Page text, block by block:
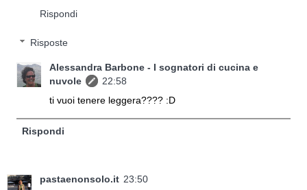
Rispondi
Risposte
Alessandra Barbone - I sognatori di cucina e
nuvole
22:58
ti vuoi tenere leggera???? :D
Rispondi
pastaenonsolo.it 23:50